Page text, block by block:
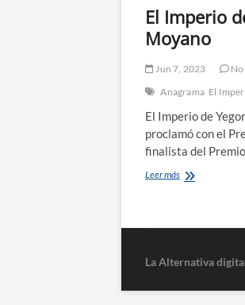
El Imperio
Moyano
Jun 7, 2023
Anagrama El
El Imperio de
proclamó con el
finalista del
Leer másEl
|
Moyano
La Alternativa